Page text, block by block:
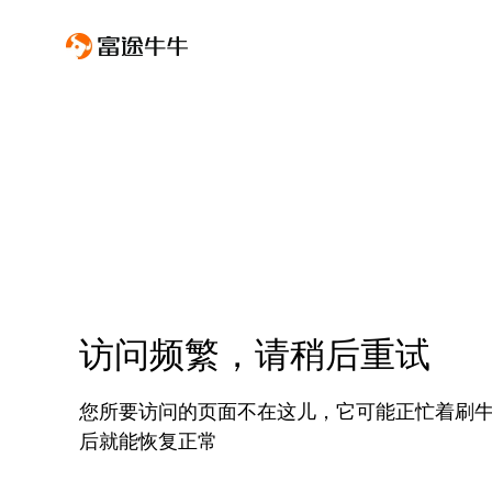
访问频繁，请稍后重试
您所要访问的页面不在这儿，它可能正忙着刷
后就能恢复正常